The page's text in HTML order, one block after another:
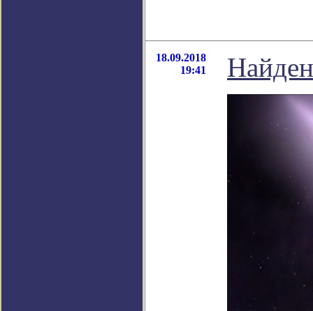
18.09.2018
19:41